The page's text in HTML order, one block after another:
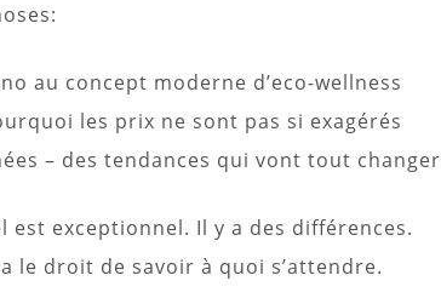
au concept moderne d’eco-wellness
les prix ne sont pas si exagérés
– des tendances qui vont tout changer
est exceptionnel. Il y a des différences.
le droit de savoir à quoi s’attendre.